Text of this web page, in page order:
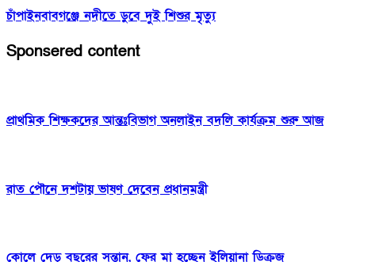
চাঁপাইনবাবগঞ্জে নদীতে ডুবে দুই শিশুর মৃত্যু
Sponsered content
প্রাথমিক শিক্ষকদের আন্তঃবিভাগ অনলাইন বদলি কার্যক্রম শুরু আজ
রাত পৌনে দশটায় ভাষণ দেবেন প্রধানমন্ত্রী
কোলে দেড় বছরের সন্তান, ফের মা হচ্ছেন ইলিয়ানা ডিক্রুজ